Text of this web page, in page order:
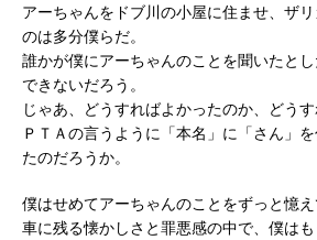
アーちゃんをドブ川の小屋に住ませ、ザ
のは多分僕らだ。
誰かが僕にアーちゃんのことを聞いたと
できないだろう。
じゃあ、どうすればよかったのか、どうす
ＰＴＡの言うように「本名」に「さん」
たのだろうか。
僕はせめてアーちゃんのことをずっと憶え
車に残る懐かしさと罪悪感の中で、僕は